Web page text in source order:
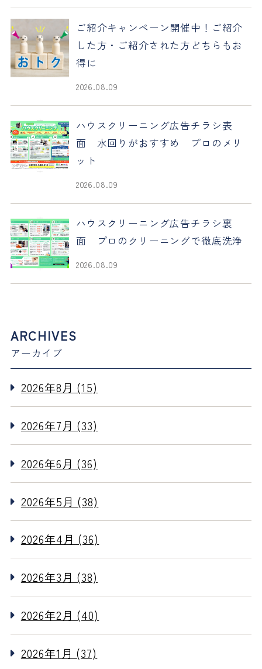
ご紹介キャンペーン開催中！ご紹介
した方・ご紹介された方どちらもお
得に
2026.08.09
ハウスクリーニング広告チラシ表
面 水回りがおすすめ プロのメリ
ット
2026.08.09
ハウスクリーニング広告チラシ裏
面 プロのクリーニングで徹底洗浄
2026.08.09
ARCHIVES
アーカイブ
2026年8月 (15)
2026年7月 (33)
2026年6月 (36)
2026年5月 (38)
2026年4月 (36)
2026年3月 (38)
2026年2月 (40)
2026年1月 (37)